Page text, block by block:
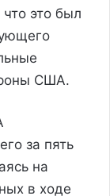
это был
США.
за пять
на
в ходе